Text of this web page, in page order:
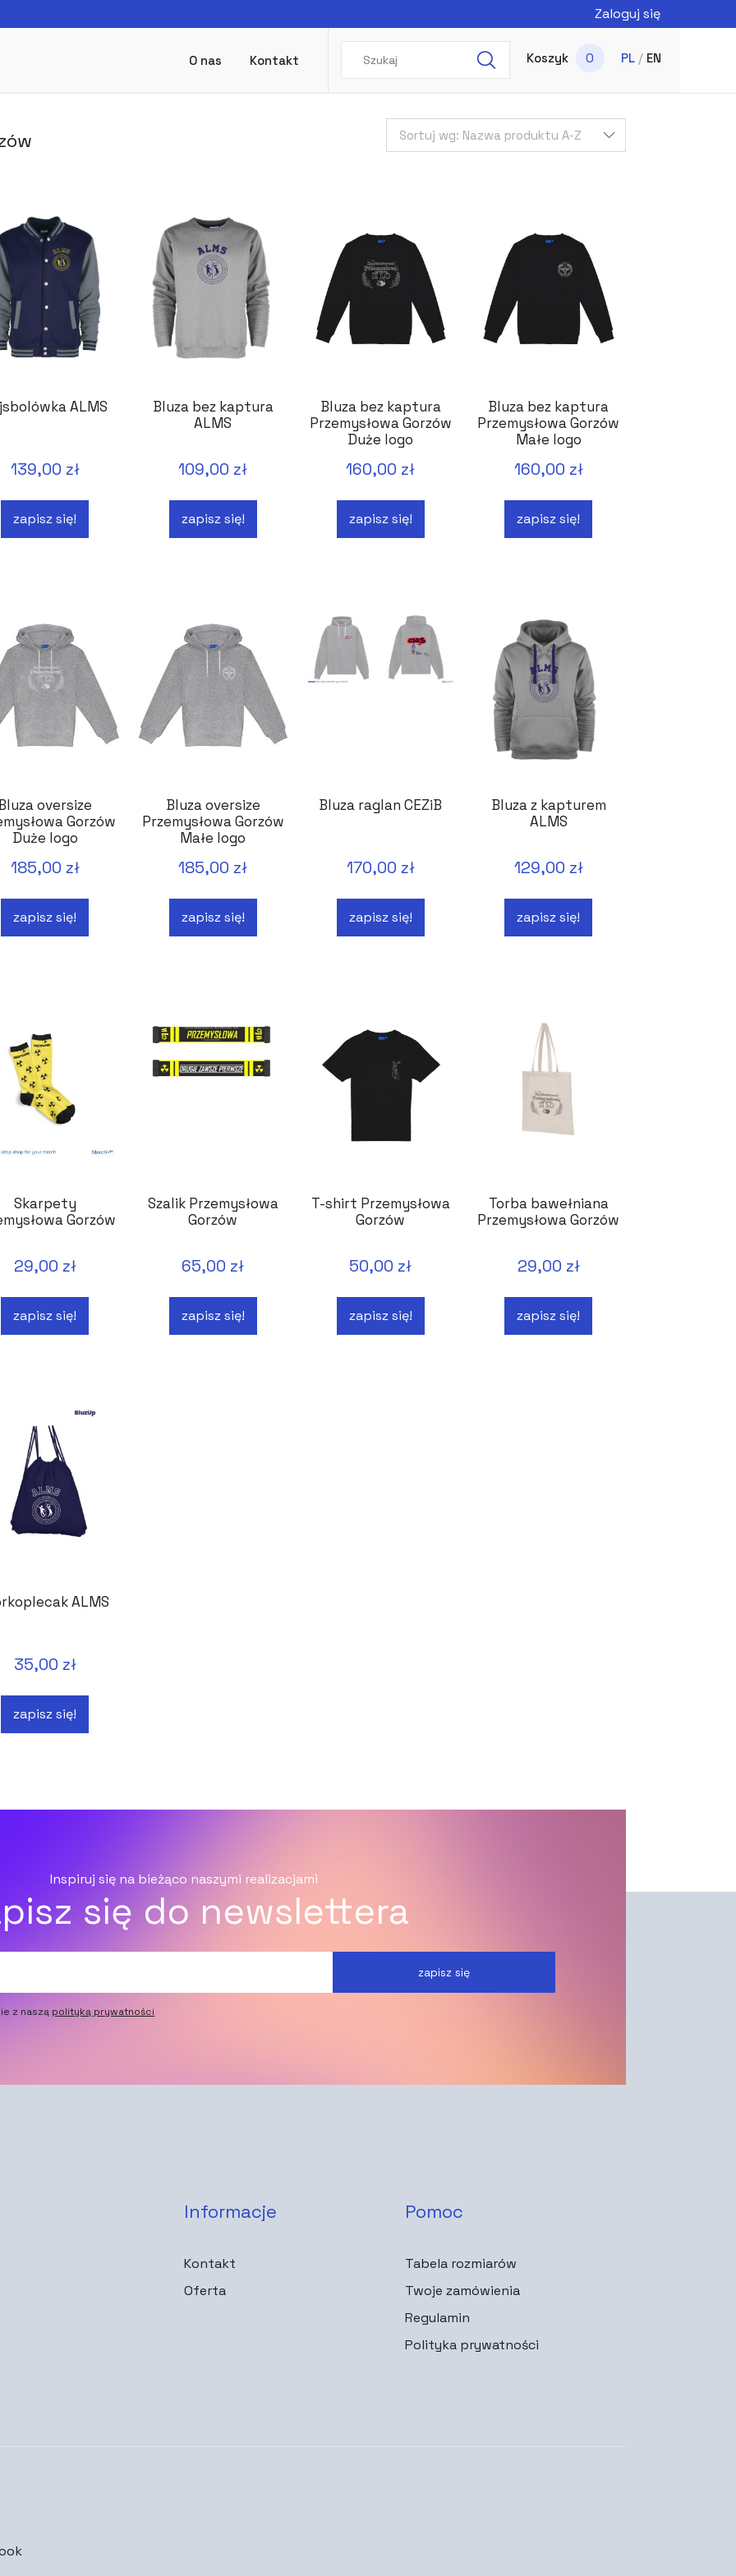
Zaloguj się
PL/ EN
Koszyk 0
O nas Kontakt
Sortuj wg: Nazwa produktu A-Z
ALMS
139,00 zł
zapisz się!
Bluza bez kaptura
ALMS
109,00 zł
zapisz się!
Bluza bez kaptura
Przemysłowa Gorzów
Duże logo
160,00 zł
zapisz się!
Bluza bez kaptura
Przemysłowa Gorzów
Małe logo
160,00 zł
zapisz się!
oversize
Gorzów
Duże logo
185,00 zł
zapisz się!
Bluza oversize
Przemysłowa Gorzów
Małe logo
185,00 zł
zapisz się!
Bluza raglan CEZiB
170,00 zł
zapisz się!
Bluza z kapturem
ALMS
129,00 zł
zapisz się!
Skarpety
Gorzów
29,00 zł
zapisz się!
Szalik Przemysłowa
Gorzów
65,00 zł
zapisz się!
T-shirt Przemysłowa
Gorzów
50,00 zł
zapisz się!
Torba bawełniana
Przemysłowa Gorzów
29,00 zł
zapisz się!
ALMS
35,00 zł
zapisz się!
Inspiruj się na bieżąco naszymi realizacjami
się do newslettera
zapisz się
z naszą polityką prywatności
Informacje
Kontakt
Oferta
Pomoc
Tabela rozmiarów
Twoje zamówienia
Regulamin
Polityka prywatności